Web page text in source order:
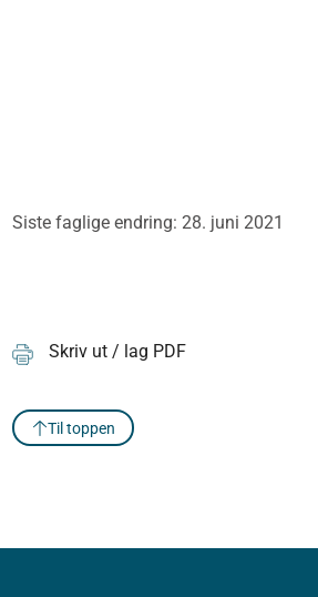
Siste faglige endring: 28. juni 2021
Skriv ut / lag PDF
Til toppen